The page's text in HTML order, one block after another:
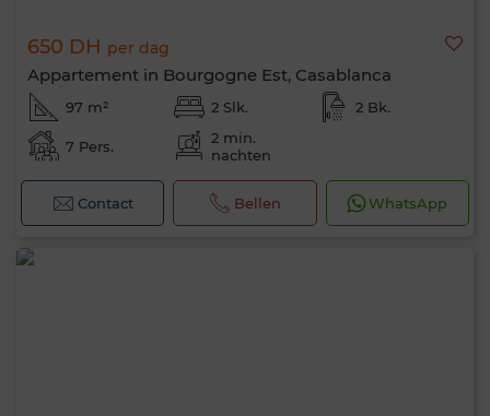
650 DH per dag
Appartement in Bourgogne Est, Casablanca
97 m² 2 Slk. 2 Bk.
7 Pers.
2 min.
nachten
Contact Bellen WhatsApp